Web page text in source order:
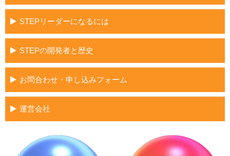
STEPリーダーになるには
STEPの開発者と歴史
お問合わせ・申し込みフォーム
運営会社